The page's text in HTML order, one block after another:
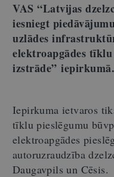
VAS “Latvijas
iesniegt
uzlādes
elektroapgādes
izstrāde” iepirkumā.
Iepirkuma ietvaros
tīklu pieslēgumu
elektroapgādes
autoruzraudzība
Daugavpils un Cēsis.